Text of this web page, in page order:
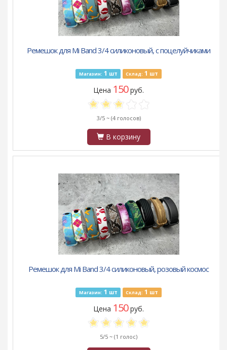
Ремешок для Mi Band 3/4 силиконовый, с поцелуйчиками
Магазин: 1 шт Склад: 1 шт
Цена 150руб.
3/5 ~ (4 голосов)
В корзину
Ремешок для Mi Band 3/4 силиконовый, розовый космос
Магазин: 1 шт Склад: 1 шт
Цена 150руб.
5/5 ~ (1 голос)